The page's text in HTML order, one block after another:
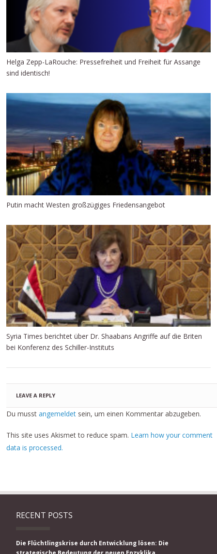
Helga Zepp-LaRouche: Pressefreiheit und Freiheit für Assange
sind identisch!
Putin macht Westen großzügiges Friedensangebot
Syria Times berichtet über Dr. Shaabans Angriffe auf die Briten
bei Konferenz des Schiller-Instituts
LEAVE A REPLY
Du musstangemeldet sein, um einen Kommentar abzugeben.
This site uses Akismet to reduce spam. Learn how your comment
data is processed.
RECENT POSTS
Die Flüchtlingskrise durch Entwicklung lösen: Die